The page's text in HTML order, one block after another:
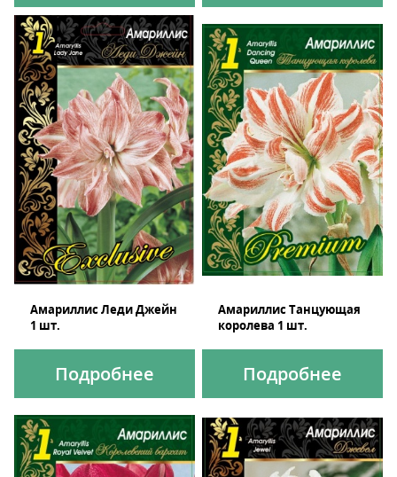
Амариллис Леди Джейн
1 шт.
Подробнее
Амариллис Танцующая
королева 1 шт.
Подробнее